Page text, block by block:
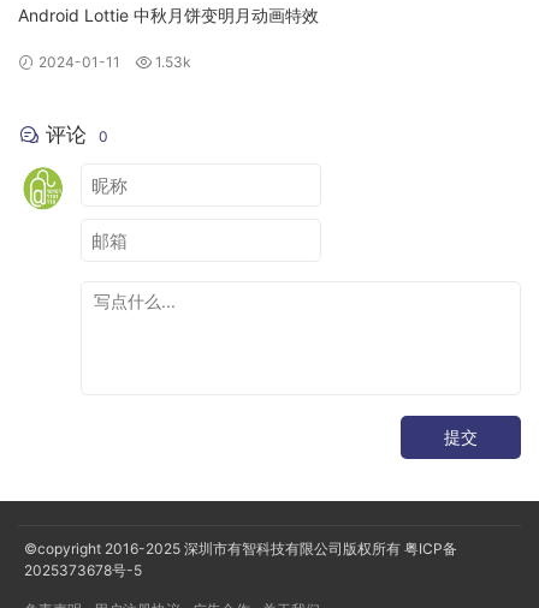
Android Lottie 中秋月饼变明月动画特效
2024-01-11 1.53k
评论 0
提交
©copyright 2016-2025 深圳市有智科技有限公司版权所有 粤ICP备
2025373678号-5